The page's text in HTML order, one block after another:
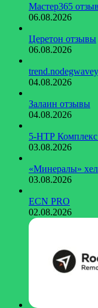
Мастер365
06.08.2026
Церетон отзывы
06.08.2026
04.08.2026
Залаин отзывы
04.08.2026
5-НТР
03.08.2026
«Минералы»
03.08.2026
ECN PRO
02.08.2026